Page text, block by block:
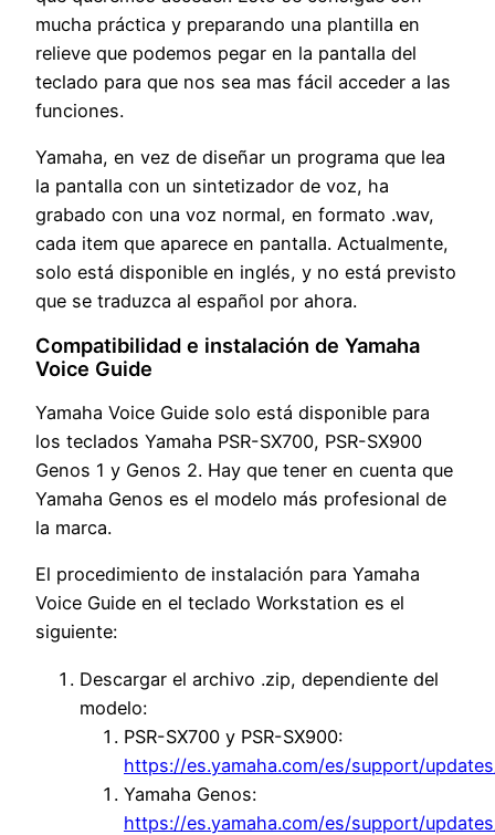
mucha práctica y preparando una plantilla en
relieve que podemos pegar en la pantalla del
teclado para que nos sea mas fácil acceder a las
funciones.
Yamaha, en vez de diseñar un programa que lea
la pantalla con un sintetizador de voz, ha
grabado con una voz normal, en formato .wav,
cada item que aparece en pantalla. Actualmente,
solo está disponible en inglés, y no está previsto
que se traduzca al español por ahora.
Compatibilidad e instalación de Yamaha
Voice Guide
Yamaha Voice Guide solo está disponible para
los teclados Yamaha PSR-SX700, PSR-SX900
Genos 1 y Genos 2. Hay que tener en cuenta que
Yamaha Genos es el modelo más profesional de
la marca.
El procedimiento de instalación para Yamaha
Voice Guide en el teclado Workstation es el
siguiente:
Descargar el archivo .zip, dependiente del
modelo:
PSR-SX700 y PSR-SX900:
https://es.yamaha.com/es/support/
Yamaha Genos:
https://es.yamaha.com/es/support/